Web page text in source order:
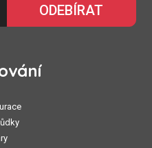
ODEBÍRAT